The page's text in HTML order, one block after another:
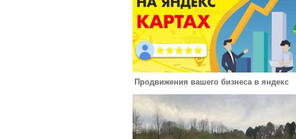
Продвижения вашего бизнеса в яндекс